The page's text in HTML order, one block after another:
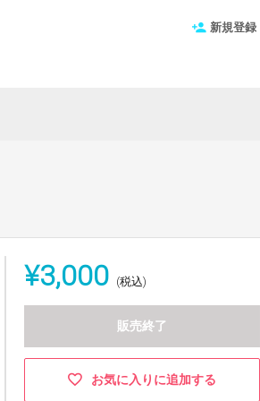
新規登録
¥3,000 (税込)
販売終了
お気に入りに追加する